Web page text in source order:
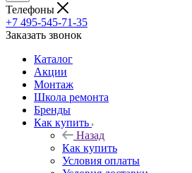
Телефоны
+7 495-545-71-35
Заказать звонок
Каталог
Акции
Монтаж
Школа ремонта
Бренды
Как купить
Назад
Как купить
Условия оплаты